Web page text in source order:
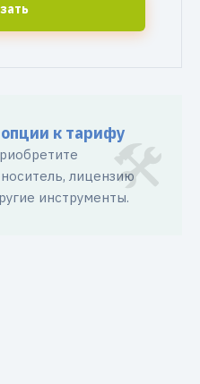
к тарифу
лицензию
инструменты.